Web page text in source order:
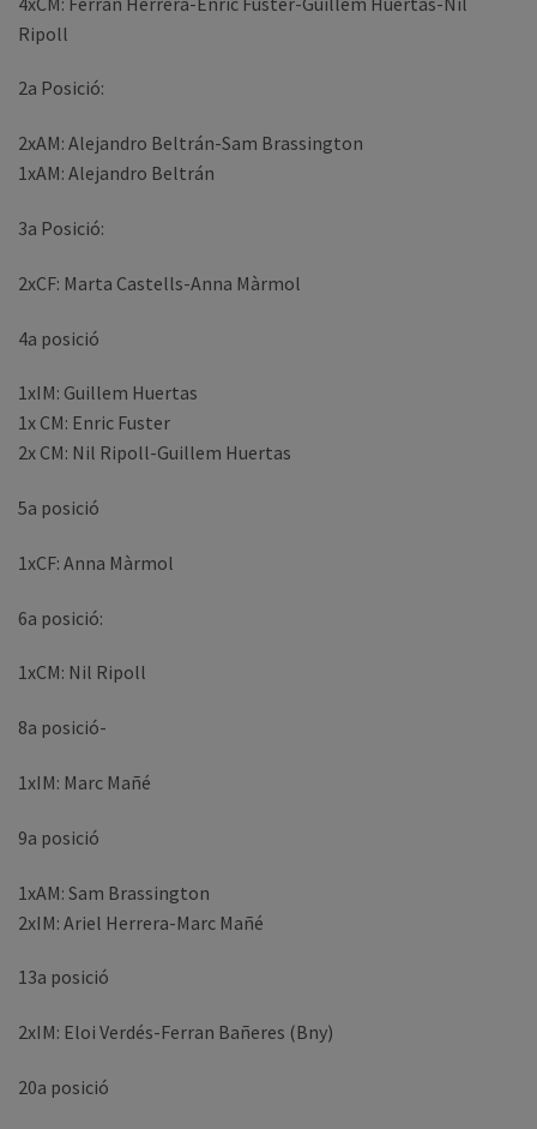
Ripoll
2a Posició:
2xAM: Alejandro Beltrán-Sam Brassington
1xAM: Alejandro Beltrán
3a Posició:
2xCF: Marta Castells-Anna Màrmol
4a posició
1xIM: Guillem Huertas
1x CM: Enric Fuster
2x CM: Nil Ripoll-Guillem Huertas
5a posició
1xCF: Anna Màrmol
6a posició:
1xCM: Nil Ripoll
8a posició-
1xIM: Marc Mañé
9a posició
1xAM: Sam Brassington
2xIM: Ariel Herrera-Marc Mañé
13a posició
2xIM: Eloi Verdés-Ferran Bañeres (Bny)
20a posició